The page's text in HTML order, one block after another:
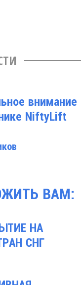
внимание
NiftyLift
ВАМ:
НА
СНГ